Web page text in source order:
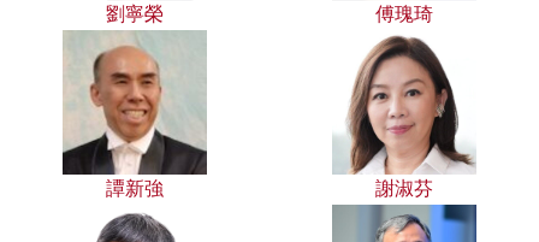
劉寧榮 傅瑰琦
譚新強 謝淑芬